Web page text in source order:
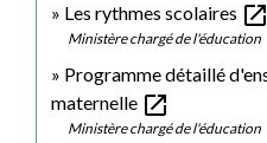
Les rythmes scolaires open_in_new
Ministère chargé de l'éducation
Programme détaillé
maternelle open_in_new
Ministère chargé de l'éducation